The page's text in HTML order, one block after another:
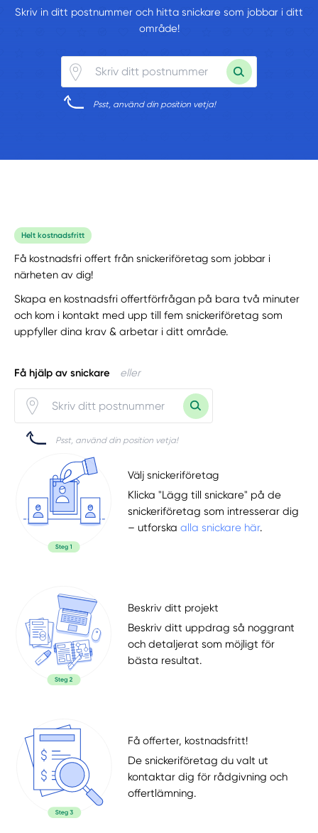
Skriv in ditt postnummer och hitta snickare som jobbar i ditt
område!
Psst, använd din position vetja!
Helt kostnadsfritt
Få kostnadsfri offert från snickeriföretag som jobbar i
närheten av dig!
Skapa en kostnadsfri offertförfrågan på bara två minuter
och kom i kontakt med upp till fem snickeriföretag som
uppfyller dina krav & arbetar i ditt område.
Få hjälp av snickare eller
Psst, använd din position vetja!
Välj snickeriföretag
Klicka "Lägg till snickare" på de
snickeriföretag som intresserar dig
– utforskaalla snickare här.
Beskriv ditt projekt
Beskriv ditt uppdrag så noggrant
och detaljerat som möjligt för
bästa resultat.
Få offerter, kostnadsfritt!
De snickeriföretag du valt ut
kontaktar dig för rådgivning och
offertlämning.